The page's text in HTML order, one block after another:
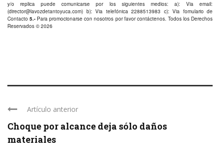
y/o replica puede comunicarse por los siguientes medios: a): Via email:
(director@lavozdetantoyuca.com) b): Via telefónica 2288513983 c): Via fomulario de
Contacto 5.- Para promocionarse con nosotros por favorcontáctenos. Todos los Derechos
Reservados © 2026
Artículo anterior
Choque por alcance deja sólo daños
materiales